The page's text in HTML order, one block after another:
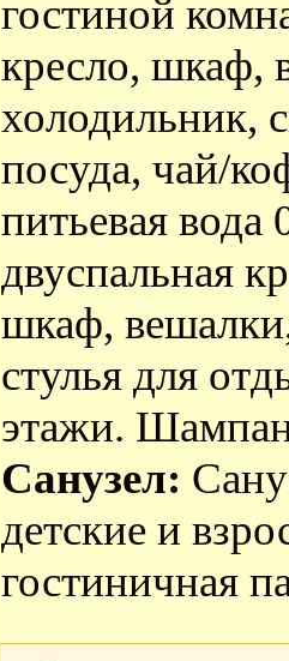
гостиной
кресло, шкаф,
холодильник,
посуда, чай/
питьевая вода
двуспальная
шкаф,
стулья для
этажи.
Санузел:
детские и
гостиничная